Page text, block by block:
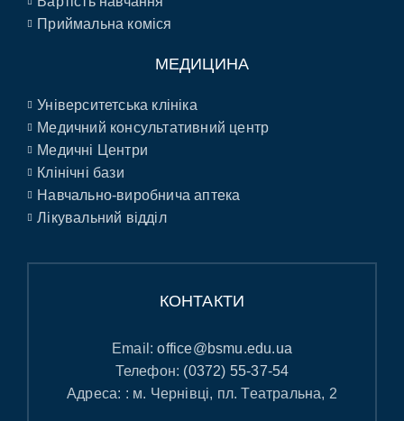
Приймальна коміся
МЕДИЦИНА
Університетська клініка
Медичний консультативний центр
Медичні Центри
Клінічні бази
Навчально-виробнича аптека
Лікувальний відділ
КОНТАКТИ
Email:office@bsmu.edu.ua
Телефон: (0372) 55-37-54
Адреса: : м. Чернівці, пл. Театральна, 2